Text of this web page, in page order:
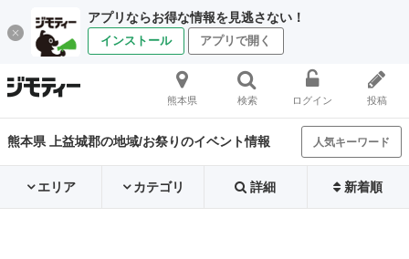
アプリならお得な情報を見逃さない！
インストール アプリで開く
熊本県 検索 ログイン 投稿
熊本県 上益城郡の地域/お祭りのイベント情報 人気キーワード
エリア カテゴリ 詳細 新着順